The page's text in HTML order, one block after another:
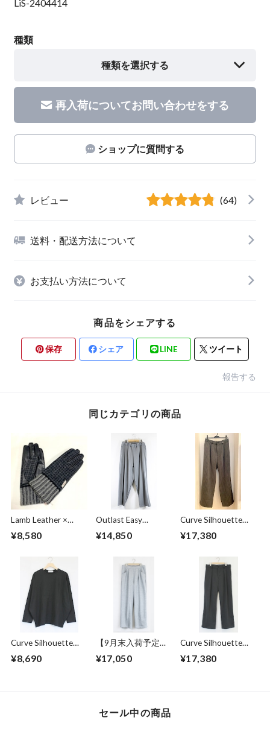
LiS-2404414
種類
種類を選択する
再入荷についてお問い合わせをする
ショップに質問する
レビュー (64)
送料・配送方法について
お支払い方法について
商品をシェアする
保存 シェア LINE ツイート
報告する
同じカテゴリの商品
Lamb Leather ×
Harris Tweed
Combination
¥8,580
Outlast Easy
Pants Gray
¥14,850
Curve Silhouette
Slacks Pants Black
Stripe
¥17,380
Curve Silhouette
Cut & Sewn Black
¥8,690
【9月末入荷予定】
Sweat Wide Easy
Pants Gray
¥17,050
Curve Silhouette
Slacks Pants
Charcoal
¥17,380
セール中の商品